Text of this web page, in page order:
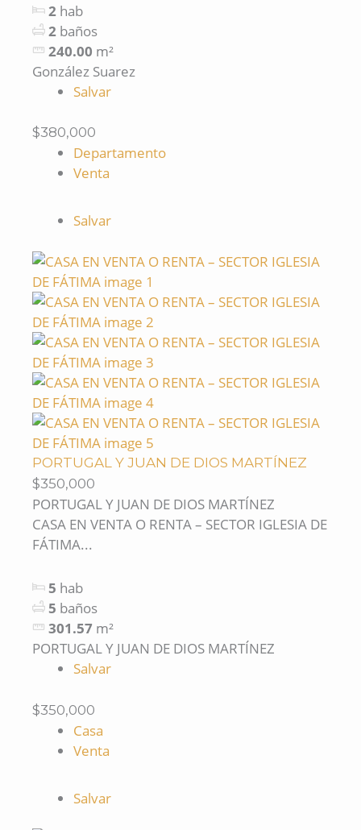
2 hab
2 baños
240.00 m²
González Suarez
Salvar
$380,000
Departamento
Venta
Salvar
PORTUGAL Y JUAN DE DIOS MARTÍNEZ
$350,000
PORTUGAL Y JUAN DE DIOS MARTÍNEZ
CASA EN VENTA O RENTA – SECTOR IGLESIA DE
FÁTIMA...
5 hab
5 baños
301.57 m²
PORTUGAL Y JUAN DE DIOS MARTÍNEZ
Salvar
$350,000
Casa
Venta
Salvar